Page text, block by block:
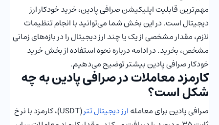
مهم‌ترین قابلیت اپلیکیشن صرافی پادین، خرید خودکار ارز
دیجیتال است. در این بخش شما می‌توانید با انجام تنظیمات
لازم، مقدار مشخصی از یک یا چند ارز دیجیتال را در بازه‌های زمانی
مشخص، بخرید. در ادامه درباره نحوه استفاده از بخش خرید
خودکار صرافی پادین بیشتر توضیح می‌دهیم.
کارمزد معاملات در صرافی پادین به چه
شکل است؟
صرافی پادین برای معاملهارز دیجیتال تتر
(USDT)، کارمزد با نرخ